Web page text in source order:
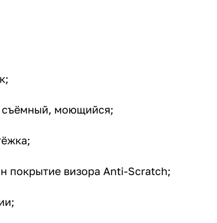
съёмный, моющийся;
покрытие визора Anti-Scratch;